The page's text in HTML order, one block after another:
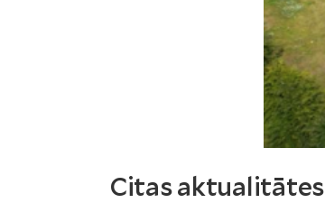
Citas aktualitātes